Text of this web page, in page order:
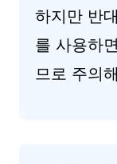
하지만 반
를 사용하
므로 주의